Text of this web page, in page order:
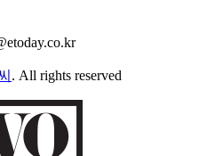
. All rights reserved